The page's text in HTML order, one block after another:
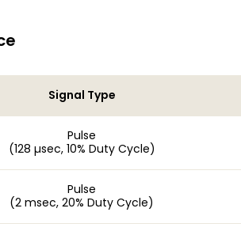
Signal Type
Pulse
(128 µsec, 10% Duty Cycle)
Pulse
(2 msec, 20% Duty Cycle)